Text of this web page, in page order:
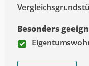
Besonders